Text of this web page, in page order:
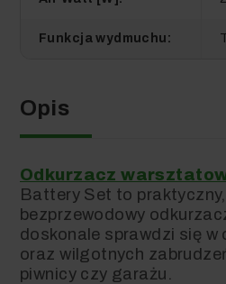
Funkcja wydmuchu:
Opis
Odkurzacz
Battery Set to
bezprzewodowy
doskonale sprawdzi się w
oraz wilgotnych
piwnicy czy garażu.